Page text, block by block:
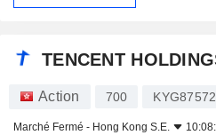
TENCENT
Action 700
Marché Fermé - Hong Kong S.E.